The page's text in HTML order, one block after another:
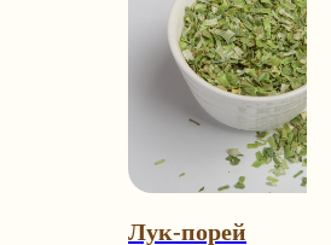
Лук-порей
Остались
вопрос
ы?
Контакты